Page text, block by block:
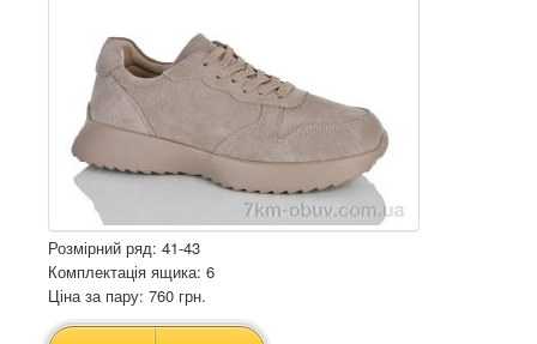
Розмірний ряд: 41-43
Комплектація ящика: 6
Ціна за пару: 760 грн.